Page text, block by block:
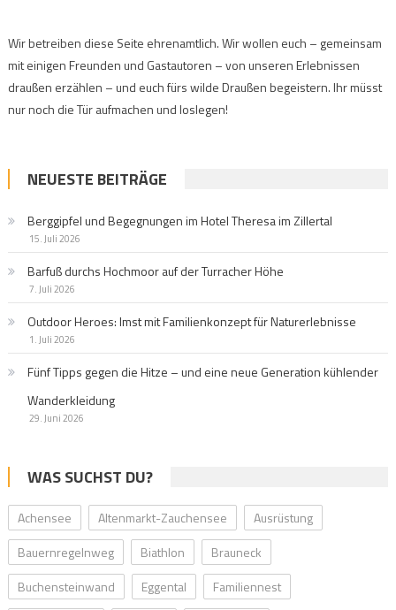
Wir betreiben diese Seite ehrenamtlich. Wir wollen euch – gemeinsam
mit einigen Freunden und Gastautoren – von unseren Erlebnissen
draußen erzählen – und euch fürs wilde Draußen begeistern. Ihr müsst
nur noch die Tür aufmachen und loslegen!
NEUESTE BEITRÄGE
Berggipfel und Begegnungen im Hotel Theresa im Zillertal
15. Juli 2026
Barfuß durchs Hochmoor auf der Turracher Höhe
7. Juli 2026
Outdoor Heroes: Imst mit Familienkonzept für Naturerlebnisse
1. Juli 2026
Fünf Tipps gegen die Hitze – und eine neue Generation kühlender
Wanderkleidung
29. Juni 2026
WAS SUCHST DU?
Achensee Altenmarkt-Zauchensee
Ausrüstung
Bauernregelnweg
Biathlon
Brauneck
Buchensteinwand
Eggental
Familiennest